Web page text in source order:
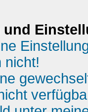
und
nicht!